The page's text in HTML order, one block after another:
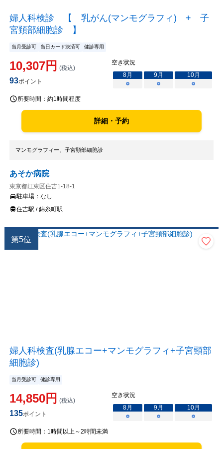
婦人科検診 【 乳がん(マンモグラフィ) + 子
宮頚部細胞診 】
当月受診可 当日カード決済可 健診専用
10,307円 (税込)
93ポイント
空き状況
8月 9月 10月
○
○ ○
所要時間： 約1時間程度
詳細・予約
マンモグラフィー、子宮頸部細胞診
あそか病院
東京都江東区住吉1-18-1
駐車場： なし
住吉駅 / 錦糸町駅
第5位
婦人科検査(乳腺エコー+マンモグラフィ+子宮頸部
細胞診)
当月受診可 健診専用
14,850円 (税込)
135ポイント
空き状況
8月 9月 10月
○
○ ○
所要時間： 1時間以上～2時間未満